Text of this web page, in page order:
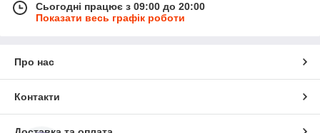
Сьогодні працює з 09:00 до 20:00
Показати весь графік роботи
Про нас
Контакти